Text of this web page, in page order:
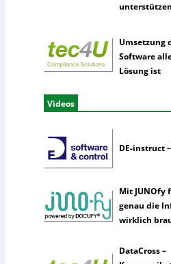
Umsetzung
Software
Lösung ist
Videos
DE-instruct
Mit JUNOfy
genau die
wirklich
DataCross –